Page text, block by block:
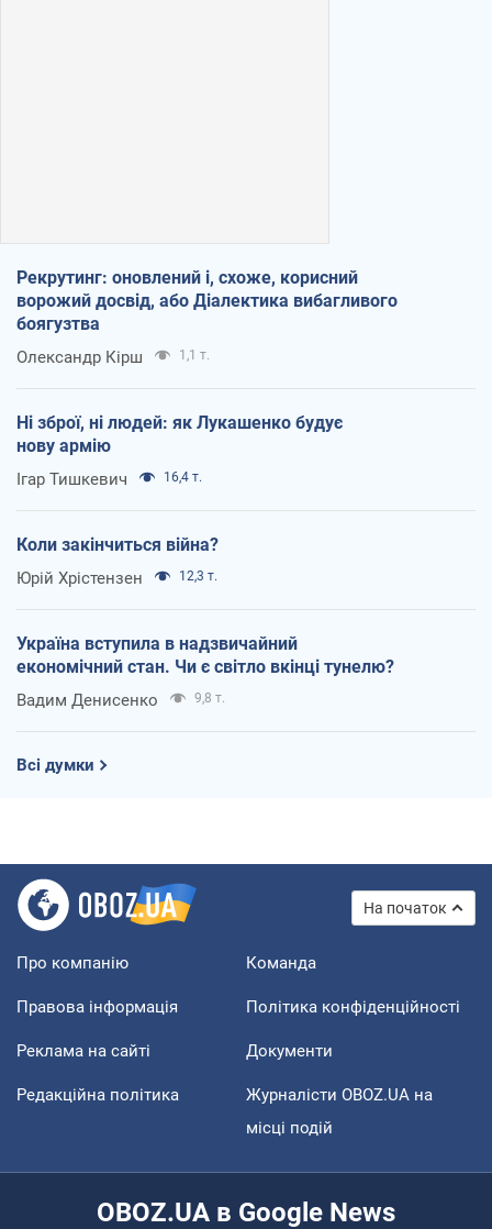
Рекрутинг: оновлений і, схоже, корисний
ворожий досвід, або Діалектика вибагливого
боягузтва
Олександр Кірш 1,1 т.
Ні зброї, ні людей: як Лукашенко будує
нову армію
Ігар Тишкевич 16,4 т.
Коли закінчиться війна?
Юрій Хрістензен 12,3 т.
Україна вступила в надзвичайний
економічний стан. Чи є світло вкінці тунелю?
Вадим Денисенко 9,8 т.
Всі думки
На початок
Про компанію Команда
Правова інформація Політика конфіденційності
Реклама на сайті Документи
Редакційна політика
Журналісти OBOZ.UA на
місці подій
OBOZ.UA в Google News